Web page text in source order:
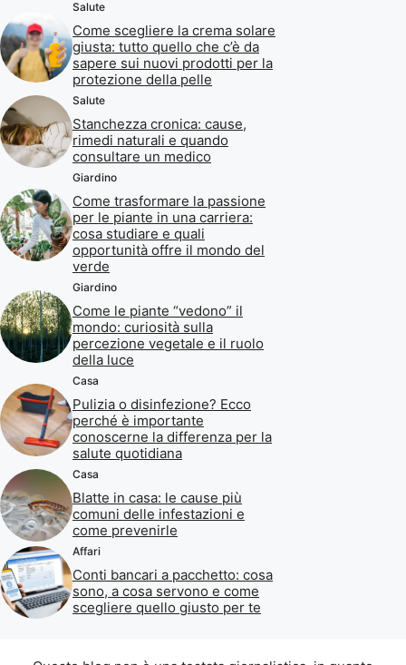
Salute
Come scegliere la crema solare
giusta: tutto quello che c’è da
sapere sui nuovi prodotti per la
protezione della pelle
Salute
Stanchezza cronica: cause,
rimedi naturali e quando
consultare un medico
Giardino
Come trasformare la passione
per le piante in una carriera:
cosa studiare e quali
opportunità offre il mondo del
verde
Giardino
Come le piante “vedono” il
mondo: curiosità sulla
percezione vegetale e il ruolo
della luce
Casa
Pulizia o disinfezione? Ecco
perché è importante
conoscerne la differenza per la
salute quotidiana
Casa
Blatte in casa: le cause più
comuni delle infestazioni e
come prevenirle
Affari
Conti bancari a pacchetto: cosa
sono, a cosa servono e come
scegliere quello giusto per te